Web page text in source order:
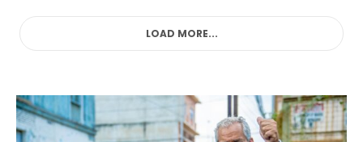
LOAD MORE...